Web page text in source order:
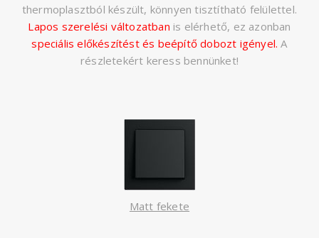
thermoplasztból készült, könnyen tisztítható felülettel.
Lapos szerelési változatban is elérhető, ez azonban
speciális előkészítést és beépítő dobozt igényel. A
részletekért keress bennünket!
Matt fekete